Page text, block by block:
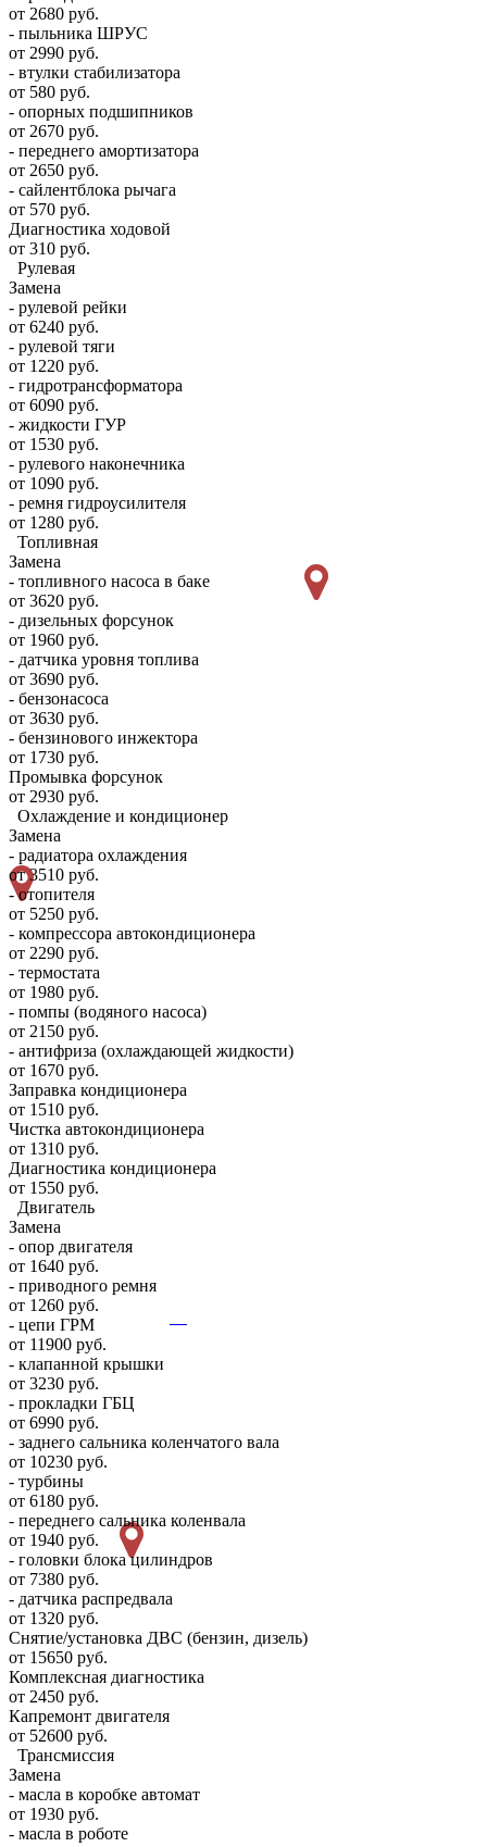
от 2680 руб.
- пыльника ШРУС
от 2990 руб.
- втулки стабилизатора
от 580 руб.
- опорных подшипников
от 2670 руб.
- переднего амортизатора
от 2650 руб.
- сайлентблока рычага
от 570 руб.
Диагностика ходовой
от 310 руб.
Рулевая
Замена
- рулевой рейки
от 6240 руб.
- рулевой тяги
от 1220 руб.
- гидротрансформатора
от 6090 руб.
- жидкости ГУР
от 1530 руб.
- рулевого наконечника
от 1090 руб.
- ремня гидроусилителя
от 1280 руб.
Топливная
Замена
- топливного насоса в баке
от 3620 руб.
- дизельных форсунок
от 1960 руб.
- датчика уровня топлива
от 3690 руб.
- бензонасоса
от 3630 руб.
- бензинового инжектора
от 1730 руб.
Промывка форсунок
от 2930 руб.
Охлаждение и кондиционер
Замена
- радиатора охлаждения
от 3510 руб.
- отопителя
от 5250 руб.
- компрессора автокондиционера
от 2290 руб.
- термостата
от 1980 руб.
- помпы (водяного насоса)
от 2150 руб.
- антифриза (охлаждающей жидкости)
от 1670 руб.
Заправка кондиционера
от 1510 руб.
Чистка автокондиционера
от 1310 руб.
Диагностика кондиционера
от 1550 руб.
Двигатель
Замена
- опор двигателя
от 1640 руб.
- приводного ремня
от 1260 руб.
- цепи ГРМ
от 11900 руб.
- клапанной крышки
от 3230 руб.
- прокладки ГБЦ
от 6990 руб.
- заднего сальника коленчатого вала
от 10230 руб.
- турбины
от 6180 руб.
- переднего сальника коленвала
от 1940 руб.
- головки блока цилиндров
от 7380 руб.
- датчика распредвала
от 1320 руб.
Снятие/установка ДВС (бензин, дизель)
от 15650 руб.
Комплексная диагностика
от 2450 руб.
Капремонт двигателя
от 52600 руб.
Трансмиссия
Замена
- масла в коробке автомат
от 1930 руб.
- масла в роботе